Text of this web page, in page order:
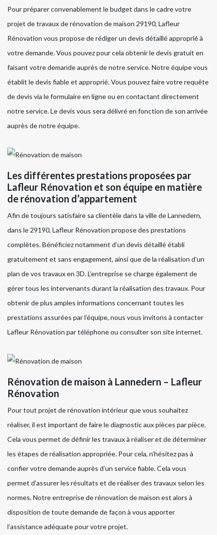
Pour préparer convenablement le budget dans le cadre votre
projet de travaux de rénovation de maison 29190, Lafleur
Rénovation vous propose de rédiger un devis détaillé approprié à
votre demande. Vous pouvez pour cela obtenir le devis gratuit en
faisant votre demande auprès de notre service. Notre équipe vous
établit le devis fiable et approprié. Vous pouvez faire votre requête
de devis via le formulaire en ligne ou en contactant directement
notre service. Le devis vous sera délivré en fonction de son arrivée
auprès de notre équipe.
Les différentes prestations proposées par
Lafleur Rénovation et son équipe en matière
de rénovation d’appartement
Afin de toujours satisfaire sa clientèle dans la ville de Lannedern,
dans le 29190, Lafleur Rénovation propose des prestations
complètes. Bénéficiez notamment d’un devis détaillé établi
gratuitement et sans engagement, ainsi que de la réalisation d’un
plan de vos travaux en 3D. L’entreprise se charge également de
gérer tous les intervenants durant la réalisation des travaux. Pour
obtenir de plus amples informations concernant toutes les
prestations assurées par l’équipe, nous vous invitons à contacter
Lafleur Rénovation par téléphone ou consulter son site internet.
Rénovation de maison à Lannedern – Lafleur
Rénovation
Pour tout projet de rénovation intérieur que vous souhaitez
réaliser, il est important de faire le diagnostic aux pièces par pièce.
Cela vous permet de définir les travaux à réaliser et de déterminer
les étapes de réalisation appropriée. Pour cela, n’hésitez pas à
confier votre demande auprès d’un service fiable. Cela vous
permet d’assurer les résultats et de réaliser des travaux selon les
normes. Notre entreprise de rénovation de maison est alors à
disposition de toute demande de façon à vous apporter
l’assistance adéquate pour votre projet.